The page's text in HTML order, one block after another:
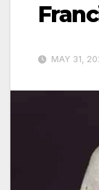
MAY 31,